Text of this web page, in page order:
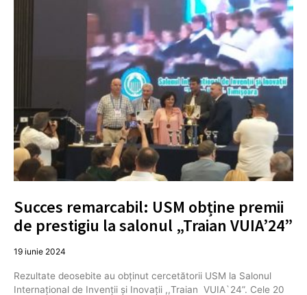
Succes remarcabil: USM obține premii
de prestigiu la salonul „Traian VUIA’24”
19 iunie 2024
Rezultate deosebite au obținut cercetătorii USM la Salonul
Internațional de Invenții și Inovații ,,Traian VUIA`24”. Cele 20